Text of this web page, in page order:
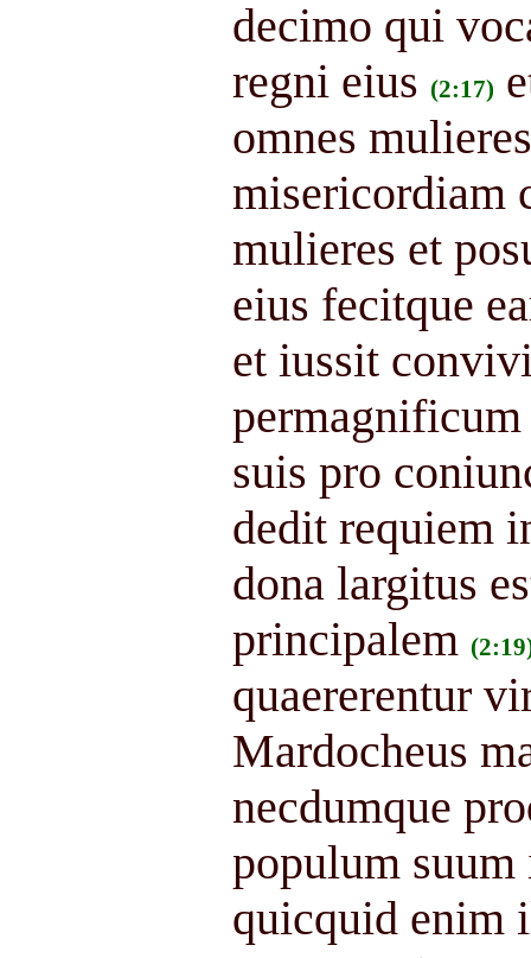
decimo qui
regni eius (2:17)
omnes
misericordiam
mulieres et
eius fecitque
et iussit
suis pro
dedit requiem
dona largitus
principalem
quaererentur
Mardocheus
necdumque
populum suum
quicquid enim